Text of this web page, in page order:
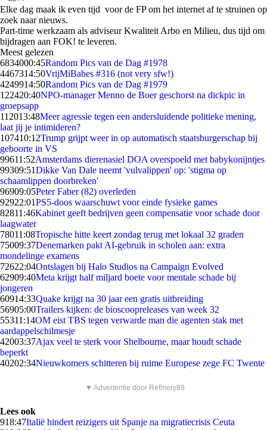
Elke dag maak ik even tijd voor de FP om het internet af te struinen op
zoek naar nieuws.
Part-time werkzaam als adviseur Kwaliteit Arbo en Milieu, dus tijd om
bijdragen aan FOK! te leveren.
Meest gelezen
6834000:45Random Pics van de Dag #1978
4467314:50VrijMiBabes #316 (not very sfw!)
4249914:50Random Pics van de Dag #1979
122420:40NPO-manager Menno de Boer geschorst na dickpic in
groepsapp
112013:48Meer agressie tegen een andersluidende politieke mening,
laat jij je intimideren?
107410:12Trump grijpt weer in op automatisch staatsburgerschap bij
geboorte in VS
99611:52Amsterdams dierenasiel DOA overspoeld met babykonijntjes
99309:51Dikke Van Dale neemt 'vulvalippen' op: 'stigma op
schaamlippen doorbreken'
96909:05Peter Faber (82) overleden
92922:01PS5-doos waarschuwt voor einde fysieke games
82811:46Kabinet geeft bedrijven geen compensatie voor schade door
laagwater
78011:08Tropische hitte keert zondag terug met lokaal 32 graden
75009:37Denemarken pakt AI-gebruik in scholen aan: extra
mondelinge examens
72622:04Ontslagen bij Halo Studios na Campaign Evolved
62909:40Meta krijgt half miljard boete voor mentale schade bij
jongeren
60914:33Quake krijgt na 30 jaar een gratis uitbreiding
56905:00Trailers kijken: de bioscoopreleases van week 32
55311:14OM eist TBS tegen verwarde man die agenten stak met
aardappelschilmesje
42003:37Ajax veel te sterk voor Shelbourne, maar houdt schade
beperkt
40202:34Nieuwkomers schitteren bij ruime Europese zege FC Twente
▼ Advertentie door Refinery89
Lees ook
918:47Italië hindert reizigers uit Spanje na migratiecrisis Ceuta